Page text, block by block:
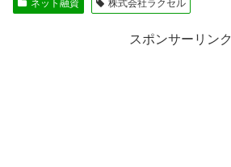
ネット融資 株式会社ラクセル
スポンサーリンク